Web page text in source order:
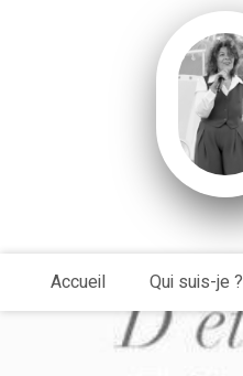
Accueil Qui suis-je ?